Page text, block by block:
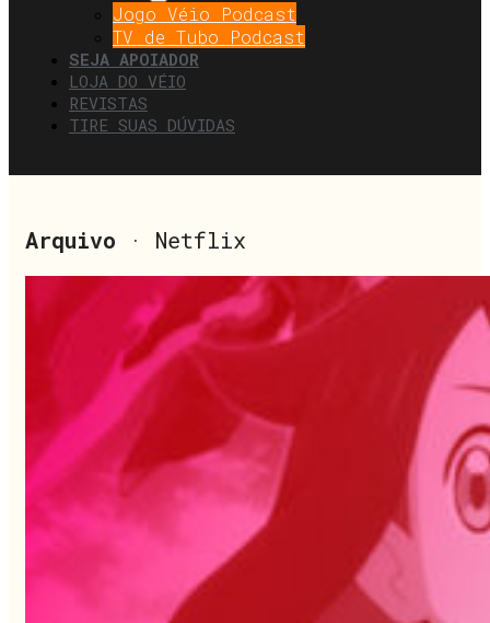
Jogo Véio Podcast
TV de Tubo Podcast
SEJA APOIADOR
LOJA DO VÉIO
REVISTAS
TIRE SUAS DÚVIDAS
Arquivo · Netflix